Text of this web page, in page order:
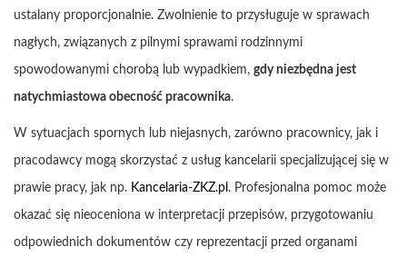
ustalany proporcjonalnie. Zwolnienie to przysługuje w sprawach
nagłych, związanych z pilnymi sprawami rodzinnymi
spowodowanymi chorobą lub wypadkiem, gdy niezbędna jest
natychmiastowa obecność pracownika.
W sytuacjach spornych lub niejasnych, zarówno pracownicy, jak i
pracodawcy mogą skorzystać z usług kancelarii specjalizującej się w
prawie pracy, jak np. Kancelaria-ZKZ.pl . Profesjonalna pomoc może
okazać się nieoceniona w interpretacji przepisów, przygotowaniu
odpowiednich dokumentów czy reprezentacji przed organami